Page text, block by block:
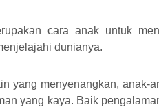
cara anak untuk
dunianya.
yang menyenangkan,
yang kaya. Baik